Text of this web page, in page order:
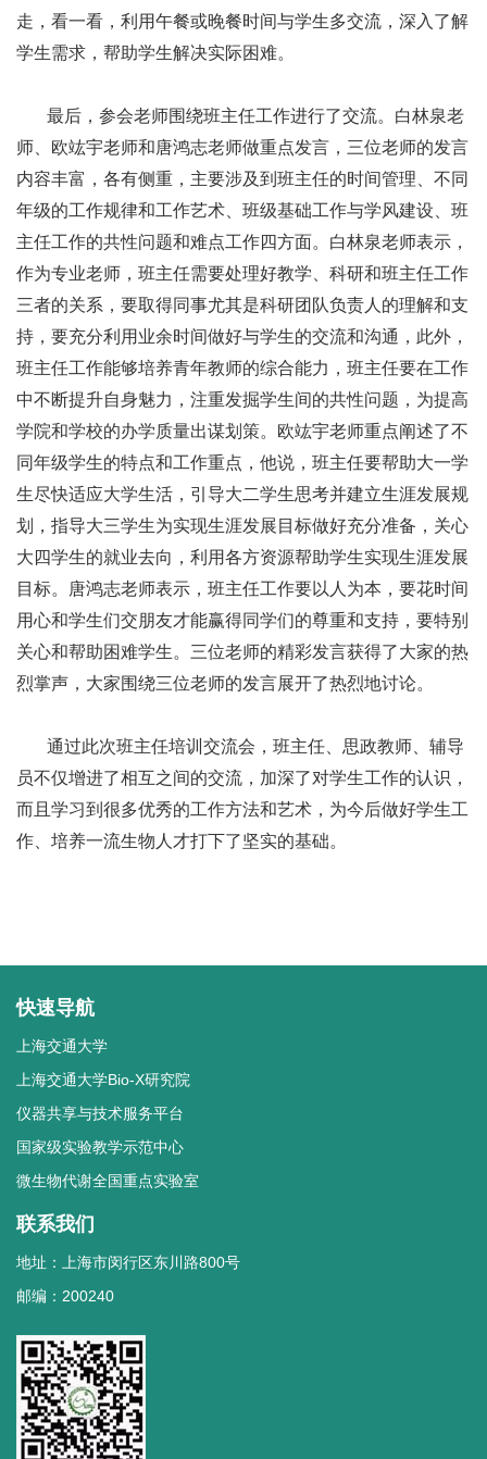
走，看一看，利用午餐或晚餐时间与学生多交流，深入了解
学生需求，帮助学生解决实际困难。
最后，参会老师围绕班主任工作进行了交流。白林泉老
师、欧竑宇老师和唐鸿志老师做重点发言，三位老师的发言
内容丰富，各有侧重，主要涉及到班主任的时间管理、不同
年级的工作规律和工作艺术、班级基础工作与学风建设、班
主任工作的共性问题和难点工作四方面。白林泉老师表示，
作为专业老师，班主任需要处理好教学、科研和班主任工作
三者的关系，要取得同事尤其是科研团队负责人的理解和支
持，要充分利用业余时间做好与学生的交流和沟通，此外，
班主任工作能够培养青年教师的综合能力，班主任要在工作
中不断提升自身魅力，注重发掘学生间的共性问题，为提高
学院和学校的办学质量出谋划策。欧竑宇老师重点阐述了不
同年级学生的特点和工作重点，他说，班主任要帮助大一学
生尽快适应大学生活，引导大二学生思考并建立生涯发展规
划，指导大三学生为实现生涯发展目标做好充分准备，关心
大四学生的就业去向，利用各方资源帮助学生实现生涯发展
目标。唐鸿志老师表示，班主任工作要以人为本，要花时间
用心和学生们交朋友才能赢得同学们的尊重和支持，要特别
关心和帮助困难学生。三位老师的精彩发言获得了大家的热
烈掌声，大家围绕三位老师的发言展开了热烈地讨论。
通过此次班主任培训交流会，班主任、思政教师、辅导
员不仅增进了相互之间的交流，加深了对学生工作的认识，
而且学习到很多优秀的工作方法和艺术，为今后做好学生工
作、培养一流生物人才打下了坚实的基础。
快速导航
上海交通大学
上海交通大学Bio-X研究院
仪器共享与技术服务平台
国家级实验教学示范中心
微生物代谢全国重点实验室
联系我们
地址：上海市闵行区东川路800号
邮编：200240